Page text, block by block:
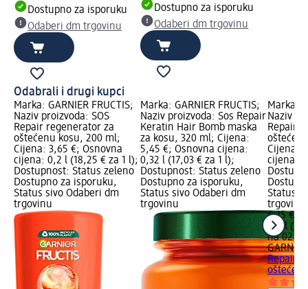
Dostupno za isporuku
Odaberi dm trgovinu
Dostupno za isporuku
Odaberi dm trgovinu
Odabrali i drugi kupci
Marka: GARNIER FRUCTIS;
Naziv proizvoda: SOS
Repair regenerator za
oštećenu kosu, 200 ml;
Cijena: 3,65 €; Osnovna
cijena: 0,2 l (18,25 € za 1 l);
Dostupnost: Status zeleno
Dostupno za isporuku,
Status sivo Odaberi dm
trgovinu
Marka: GARNIER FRUCTIS;
Naziv proizvoda: Sos Repair
Keratin Hair Bomb maska
za kosu, 320 ml; Cijena:
5,45 €; Osnovna cijena:
0,32 l (17,03 € za 1 l);
Dostupnost: Status zeleno
Dostupno za isporuku,
Status sivo Odaberi dm
trgovinu
Marka:
Naziv
Repair
Cijena:
cijena:
Status
trgovinu
6,15 €
0,4 l
na
Repair